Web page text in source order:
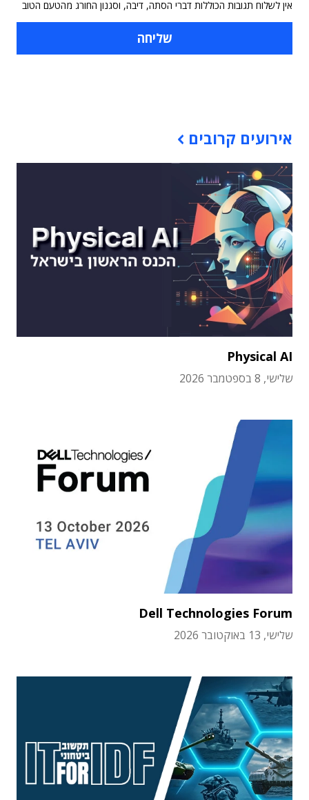
אין לשלוח תגובות הכוללות דברי הסתה, דיבה, וסגנון החורג מהטעם הטוב
אירועים קרובים
Physical AI
שלישי, 8 בספטמבר 2026
Dell Technologies Forum
שלישי, 13 באוקטובר 2026